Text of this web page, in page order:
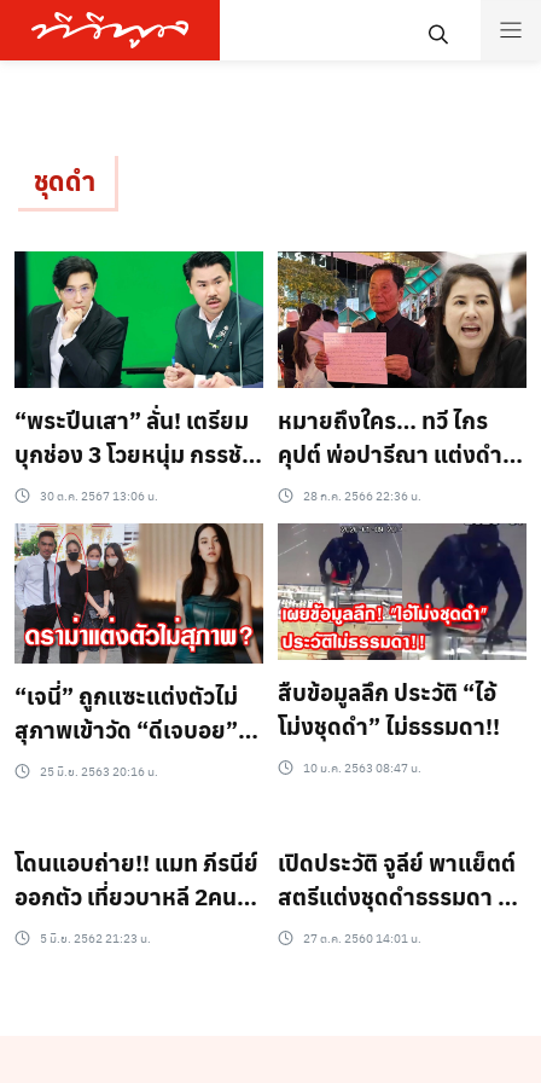
ชุดดำ
“พระปีนเสา” ลั่น! เตรียม
บุกช่อง 3 โวยหนุ่ม กรรชัย
หลังเสนอข่าวโจมตีพุทธ
ศาสนา – กัน จอมพลัง
รวมพลแต่งดำ 31 ต.ค.นี้
30 ต.ค. 2567 13:06 น.
หมายถึงใคร… ทวี ไกร
คุปต์ พ่อปารีณา แต่งดำ
ยืนกลางม็อบ ราชประสงค์
ให้กำลังใจพิธา
28 ก.ค. 2566 22:36 น.
“เจนี่” ถูกแซะแต่งตัวไม่
สุภาพเข้าวัด “ดีเจบอย”
ป้อง ถามไม่สุภาพยังไง!?
25 มิ.ย. 2563 20:16 น.
สืบข้อมูลลึก ประวัติ “ไอ้
โม่งชุดดำ” ไม่ธรรมดา!!
10 ม.ค. 2563 08:47 น.
โดนแอบถ่าย!! แมท ภีรนีย์
ออกตัว เที่ยวบาหลี 2คน
เมินดราม่าชุดดำ
5 มิ.ย. 2562 21:23 น.
เปิดประวัติ จูลีย์ พาแย็ตต์
สตรีแต่งชุดดำธรรมดา นั่ง
แถวหน้าตัวแทนราชวงศ์
27 ต.ค. 2560 14:01 น.